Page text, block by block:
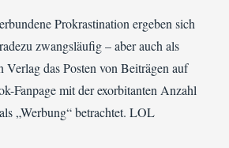
Prokrastination ergeben sich
zwangsläufig – aber auch als
Verlag das Posten von Beiträgen auf
Fanpage mit der exorbitanten Anzahl
„Werbung“ betrachtet. LOL